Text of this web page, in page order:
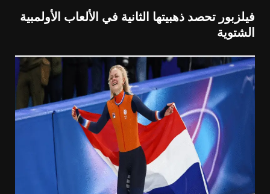
فيلزبور تحصد ذهبيتها الثانية في الألعاب الأولمبية
الشتوية